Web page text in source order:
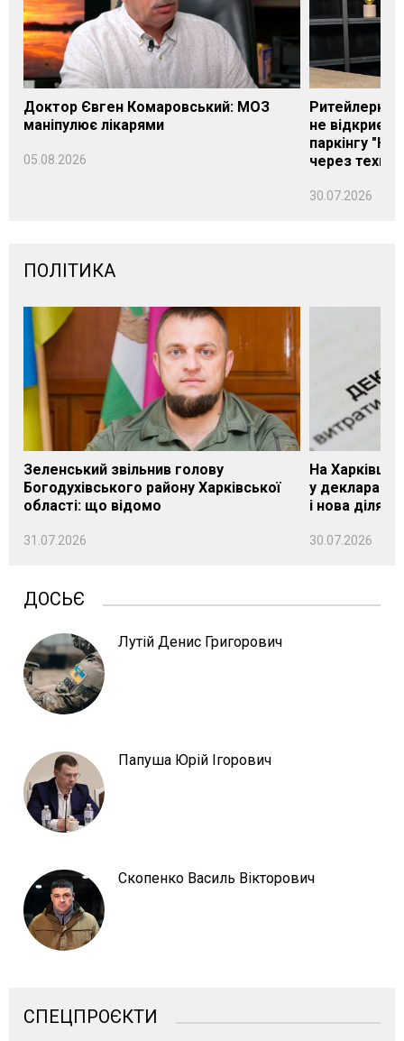
Доктор Євген Комаровський: МОЗ
маніпулює лікарями
05.08.2026
Ритейлерка
не
паркінгу
через
30.07.2026
ПОЛІТИКА
Зеленський звільнив голову
Богодухівського району Харківської
області: що відомо
31.07.2026
На
у декларації
і нова
30.07.2026
ДОСЬЄ
Лутій Денис Григорович
Папуша Юрій Ігорович
Скопенко Василь Вікторович
СПЕЦПРОЄКТИ